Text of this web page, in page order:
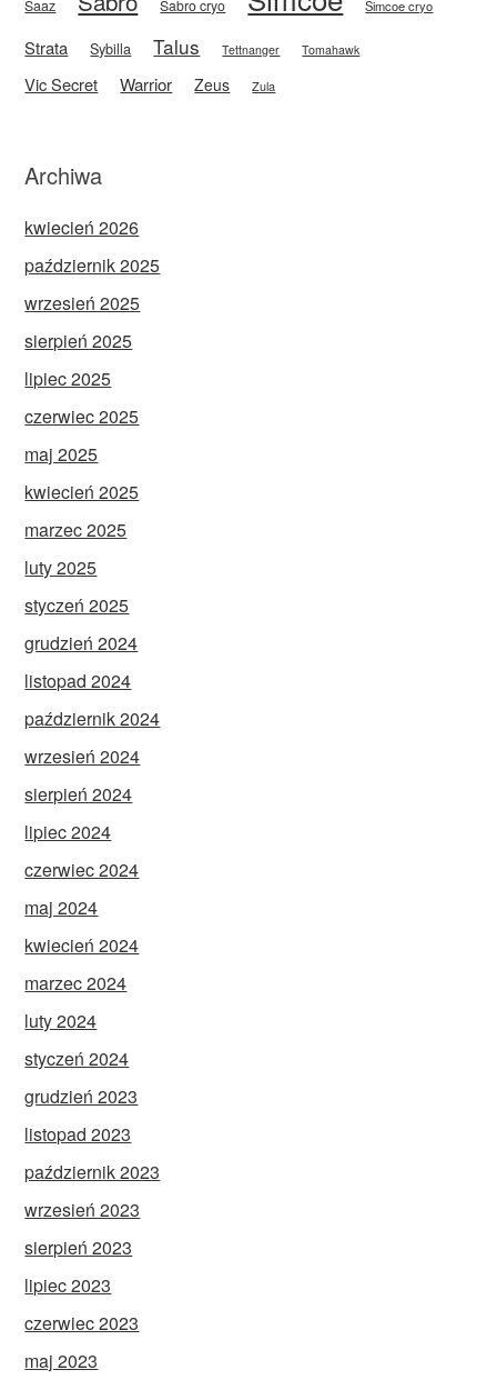
Saaz Sabro cryo Simcoe cryo
Strata Sybilla Talus Tettnanger Tomahawk
Vic Secret Warrior Zeus Zula
Archiwa
kwiecień 2026
październik 2025
wrzesień 2025
sierpień 2025
lipiec 2025
czerwiec 2025
maj 2025
kwiecień 2025
marzec 2025
luty 2025
styczeń 2025
grudzień 2024
listopad 2024
październik 2024
wrzesień 2024
sierpień 2024
lipiec 2024
czerwiec 2024
maj 2024
kwiecień 2024
marzec 2024
luty 2024
styczeń 2024
grudzień 2023
listopad 2023
październik 2023
wrzesień 2023
sierpień 2023
lipiec 2023
czerwiec 2023
maj 2023